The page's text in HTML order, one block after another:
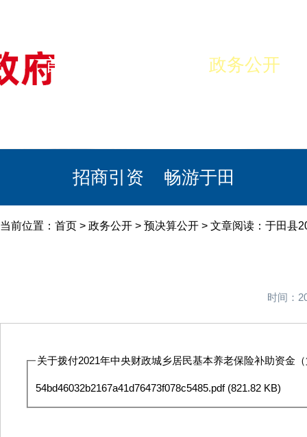
首页 政务公开
招商引资 畅游于田
当前位置： 首页 > 政务公开 > 预决算公开 > 文章阅读：于田县
时间：
关于拨付2021年中央财政城乡居民基本养老保险补助资金
54bd46032b2167a41d76473f078c5485.pdf(821.82 KB)